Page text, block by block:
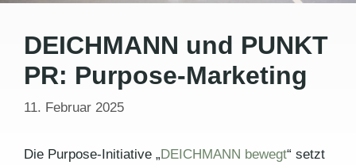
DEICHMANN und PUNKT
PR: Purpose-Marketing
11. Februar 2025
Die Purpose-Initiative „DEICHMANN bewegt“ setzt